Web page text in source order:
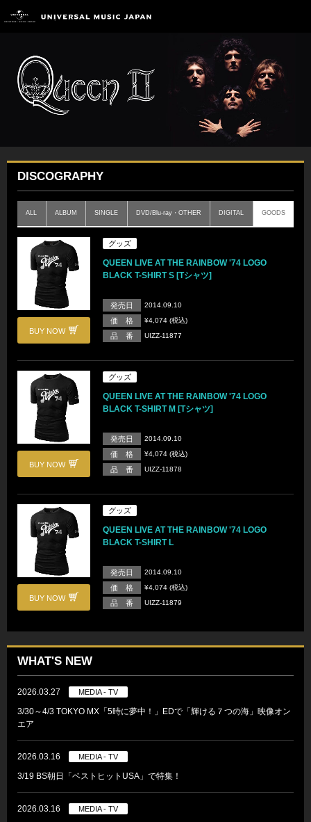
DISCOGRAPHY
ALL ALBUM SINGLE DVD/Blu-ray・OTHER DIGITAL GOODS
BUY NOW
グッズ
QUEEN LIVE AT THE RAINBOW '74 LOGO
BLACK T-SHIRT S [Tシャツ]
発売日 2014.09.10
価 格 ¥4,074 (税込)
品 番 UIZZ-11877
BUY NOW
グッズ
QUEEN LIVE AT THE RAINBOW '74 LOGO
BLACK T-SHIRT M [Tシャツ]
発売日 2014.09.10
価 格 ¥4,074 (税込)
品 番 UIZZ-11878
BUY NOW
グッズ
QUEEN LIVE AT THE RAINBOW '74 LOGO
BLACK T-SHIRT L
発売日 2014.09.10
価 格 ¥4,074 (税込)
品 番 UIZZ-11879
WHAT'S NEW
2026.03.27 MEDIA - TV
3/30～4/3 TOKYO MX「5時に夢中！」EDで「輝ける７つの海」映像オン
エア
2026.03.16 MEDIA - TV
3/19 BS朝日「ベストヒットUSA」で特集！
2026.03.16 MEDIA - TV